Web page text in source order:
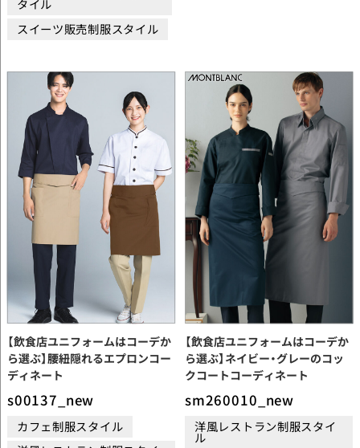
タイル
スイーツ販売制服スタイル
【飲食店ユニフォームはコーデか
ら選ぶ】腰紐隠れるエプロンコー
ディネート
s00137_new
カフェ制服スタイル
【飲食店ユニフォームはコーデか
ら選ぶ】ネイビー・グレーのコッ
クコートコーディネート
sm260010_new
洋風レストラン制服スタイ
ル